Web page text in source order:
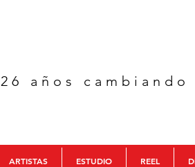
26 años
ARTISTAS ESTUDIO REEL